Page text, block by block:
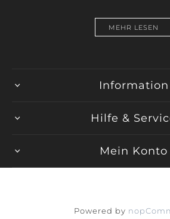
MEHR LESEN
Information
Hilfe &
Mein Konto
Powered by